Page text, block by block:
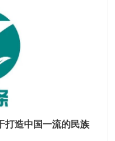
打造中国一流的民族